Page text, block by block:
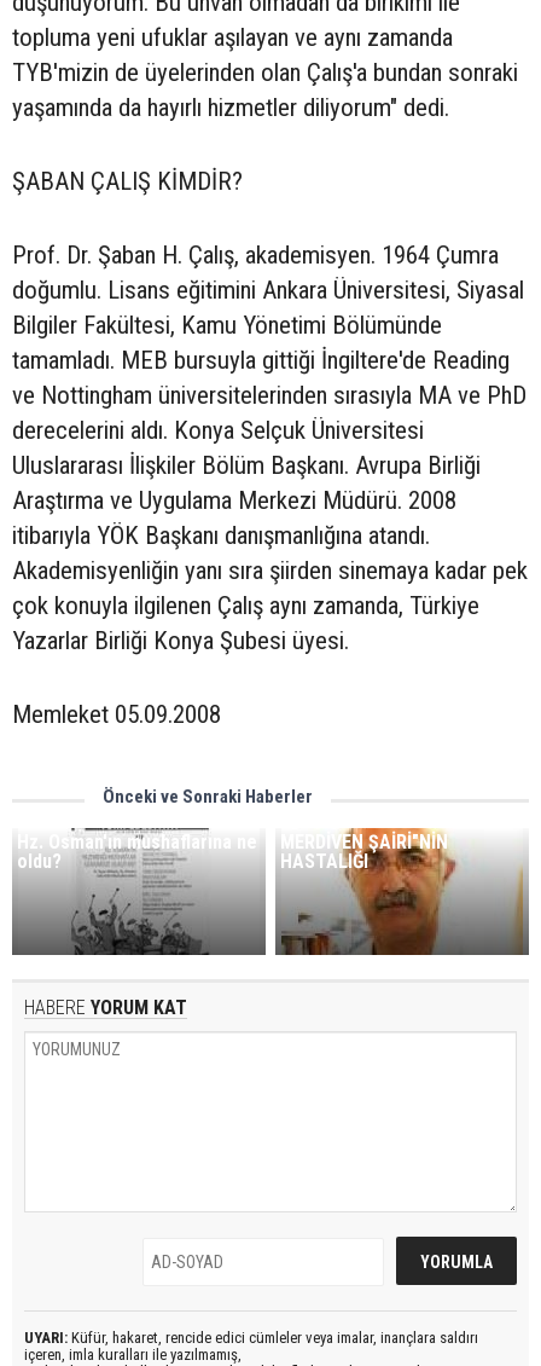
topluma yeni ufuklar aşılayan ve aynı zamanda
TYB'mizin de üyelerinden olan Çalış'a bundan sonraki
yaşamında da hayırlı hizmetler diliyorum" dedi.
ŞABAN ÇALIŞ KİMDİR?
Prof. Dr. Şaban H. Çalış, akademisyen. 1964 Çumra
doğumlu. Lisans eğitimini Ankara Üniversitesi, Siyasal
Bilgiler Fakültesi, Kamu Yönetimi Bölümünde
tamamladı. MEB bursuyla gittiği İngiltere'de Reading
ve Nottingham üniversitelerinden sırasıyla MA ve PhD
derecelerini aldı. Konya Selçuk Üniversitesi
Uluslararası İlişkiler Bölüm Başkanı. Avrupa Birliği
Araştırma ve Uygulama Merkezi Müdürü. 2008
itibarıyla YÖK Başkanı danışmanlığına atandı.
Akademisyenliğin yanı sıra şiirden sinemaya kadar pek
çok konuyla ilgilenen Çalış aynı zamanda, Türkiye
Yazarlar Birliği Konya Şubesi üyesi.
Memleket 05.09.2008
Önceki ve Sonraki Haberler
Hz. Osman'ın mushaflarına ne
oldu?
MERDİVEN ŞAİRİ"NİN
HASTALIĞI
HABERE YORUM KAT
UYARI: Küfür, hakaret, rencide edici cümleler veya imalar, inançlara saldırı
içeren, imla kuralları ile yazılmamış,